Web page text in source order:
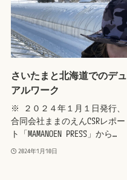
さいたまと北海道でのデュ
アルワーク
※ ２０２４年１月１日発行、
合同会社ままのえんCSRレポー
ト「MAMANOEN PRESS」から…
2024年1月10日